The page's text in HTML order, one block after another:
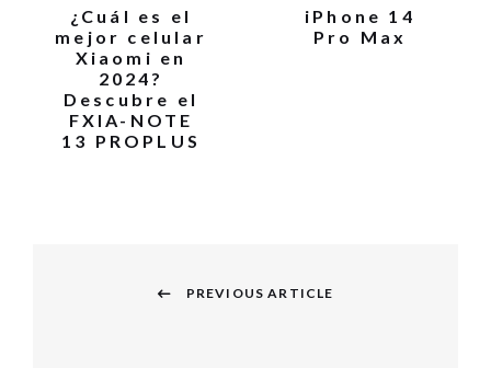
¿Cuál es el
mejor celular
Xiaomi en
2024?
Descubre el
FXIA-NOTE
13 PROPLUS
iPhone 14
Pro Max
PREVIOUS ARTICLE